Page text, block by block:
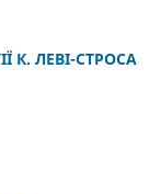
К. ЛЕВІ-СТРОСА